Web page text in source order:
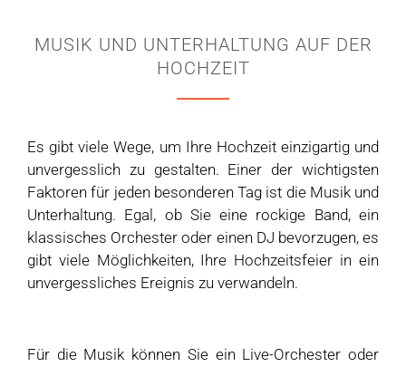
MUSIK UND UNTERHALTUNG AUF DER
HOCHZEIT
Es gibt viele Wege, um Ihre Hochzeit einzigartig und
unvergesslich zu gestalten. Einer der wichtigsten
Faktoren für jeden besonderen Tag ist die Musik und
Unterhaltung. Egal, ob Sie eine rockige Band, ein
klassisches Orchester oder einen DJ bevorzugen, es
gibt viele Möglichkeiten, Ihre Hochzeitsfeier in ein
unvergessliches Ereignis zu verwandeln.
Für die Musik können Sie ein Live-Orchester oder